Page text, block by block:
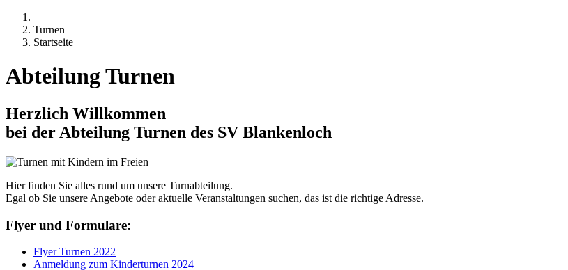
Turnen
Startseite
Abteilung Turnen
Herzlich Willkommen
bei der Abteilung Turnen des SV Blankenloch
Hier finden Sie alles rund um unsere Turnabteilung.
Egal ob Sie unsere Angebote oder aktuelle Veranstaltungen suchen, das ist die richtige Adresse.
Flyer und Formulare:
Flyer Turnen 2022
Anmeldung zum Kinderturnen 2024